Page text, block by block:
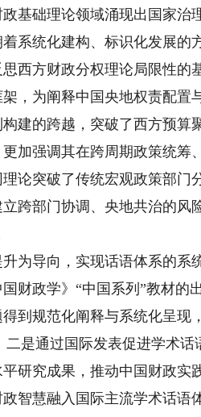
基础理论领域涌现出国家治
系统化建构、标识化发展的
西方财政分权理论局限性的
，为阐释中国央地权责配置
建的跨越，突破了西方预算
加强调其在跨周期政策统筹
论突破了传统宏观政策部门
跨部门协调、央地共治的
导向，实现话语体系的系
财政学》“中国系列”教材的
到规范化阐释与系统化呈现
二是通过国际发表促进学术
研究成果，推动中国财政实
智慧融入国际主流学术话语